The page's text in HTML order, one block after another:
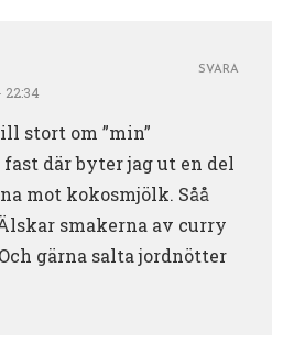
22:34
stort om ”min”
där byter jag ut en del
mot kokosmjölk. Såå
smakerna av curry
gärna salta jordnötter
SVARA